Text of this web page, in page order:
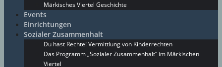
Märkisches Viertel Geschichte
Events
Einrichtungen
Sozialer Zusammenhalt
Du hast Rechte! Vermittlung von Kinderrechten
Das Programm „Sozialer Zusammenhalt“ im Märkischen
Viertel